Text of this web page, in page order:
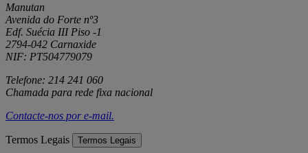
Manutan
Avenida do Forte nº3
Edf. Suécia III Piso -1
2794-042 Carnaxide
NIF: PT504779079
Telefone: 214 241 060
Chamada para rede fixa nacional
Contacte-nos pore-mail.
Termos Legais Termos Legais